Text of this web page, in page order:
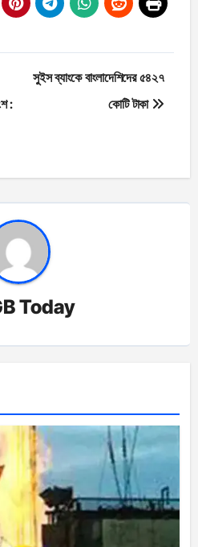
:
সুইস ব্যাংকে বাংলাদেশিদের ৫৪২৭
কোটি টাকা
Today